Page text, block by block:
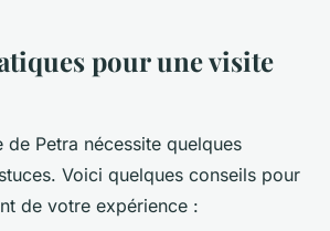
pour une visite
de Petra nécessite quelques
Voici quelques conseils pour
de votre expérience :